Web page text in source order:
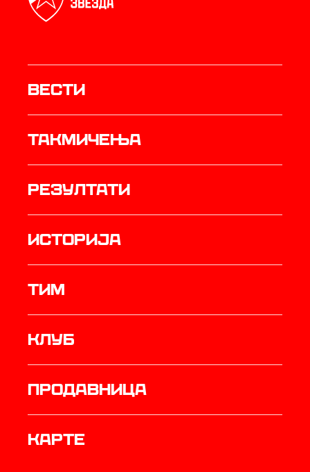
Вести
Такмичења
резултати
историја
ТИМ
Клуб
продавница
Карте